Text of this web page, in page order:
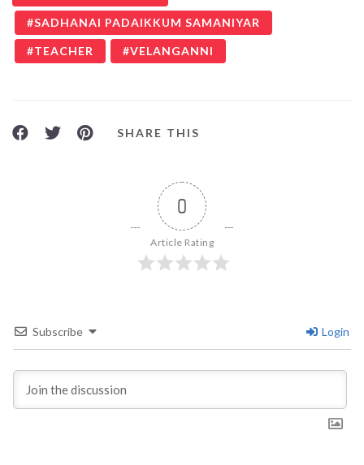
SADHANAI PADAIKKUM SAMANIYAR
TEACHER VELANGANNI
SHARE THIS
0
Article Rating
Subscribe Login